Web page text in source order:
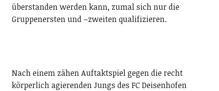
überstanden werden kann, zumal sich nur die
Gruppenersten und –zweiten qualifizieren.
Nach einem zähen Auftaktspiel gegen die recht
körperlich agierenden Jungs des FC Deisenhofen